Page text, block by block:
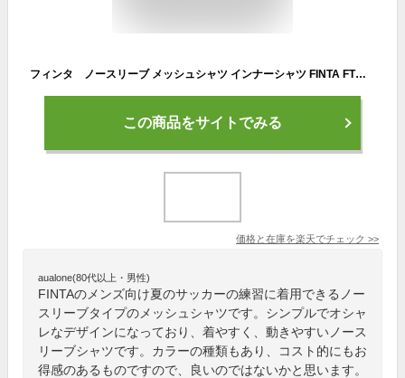
フィンタ ノースリーブ メッシュシャツ インナーシャツ FINTA FTW7033
この商品をサイトでみる
価格と在庫を楽天でチェック >>
aualone(80代以上・男性)
FINTAのメンズ向け夏のサッカーの練習に着用できるノー
スリーブタイプのメッシュシャツです。シンプルでオシャ
レなデザインになっており、着やすく、動きやすいノース
リーブシャツです。カラーの種類もあり、コスト的にもお
得感のあるものですので、良いのではないかと思います。